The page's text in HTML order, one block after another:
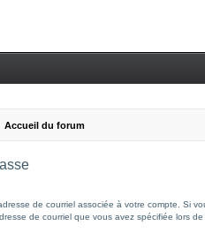
Accueil du forum
de courriel associée à votre compte. Si
de courriel que vous avez spécifiée lors